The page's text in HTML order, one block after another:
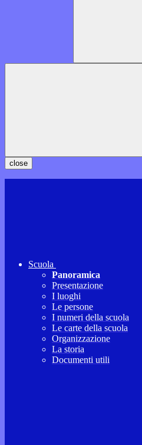
close
Scuola
Panoramica
Presentazione
I luoghi
Le persone
I numeri della scuola
Le carte della scuola
Organizzazione
La storia
Documenti utili